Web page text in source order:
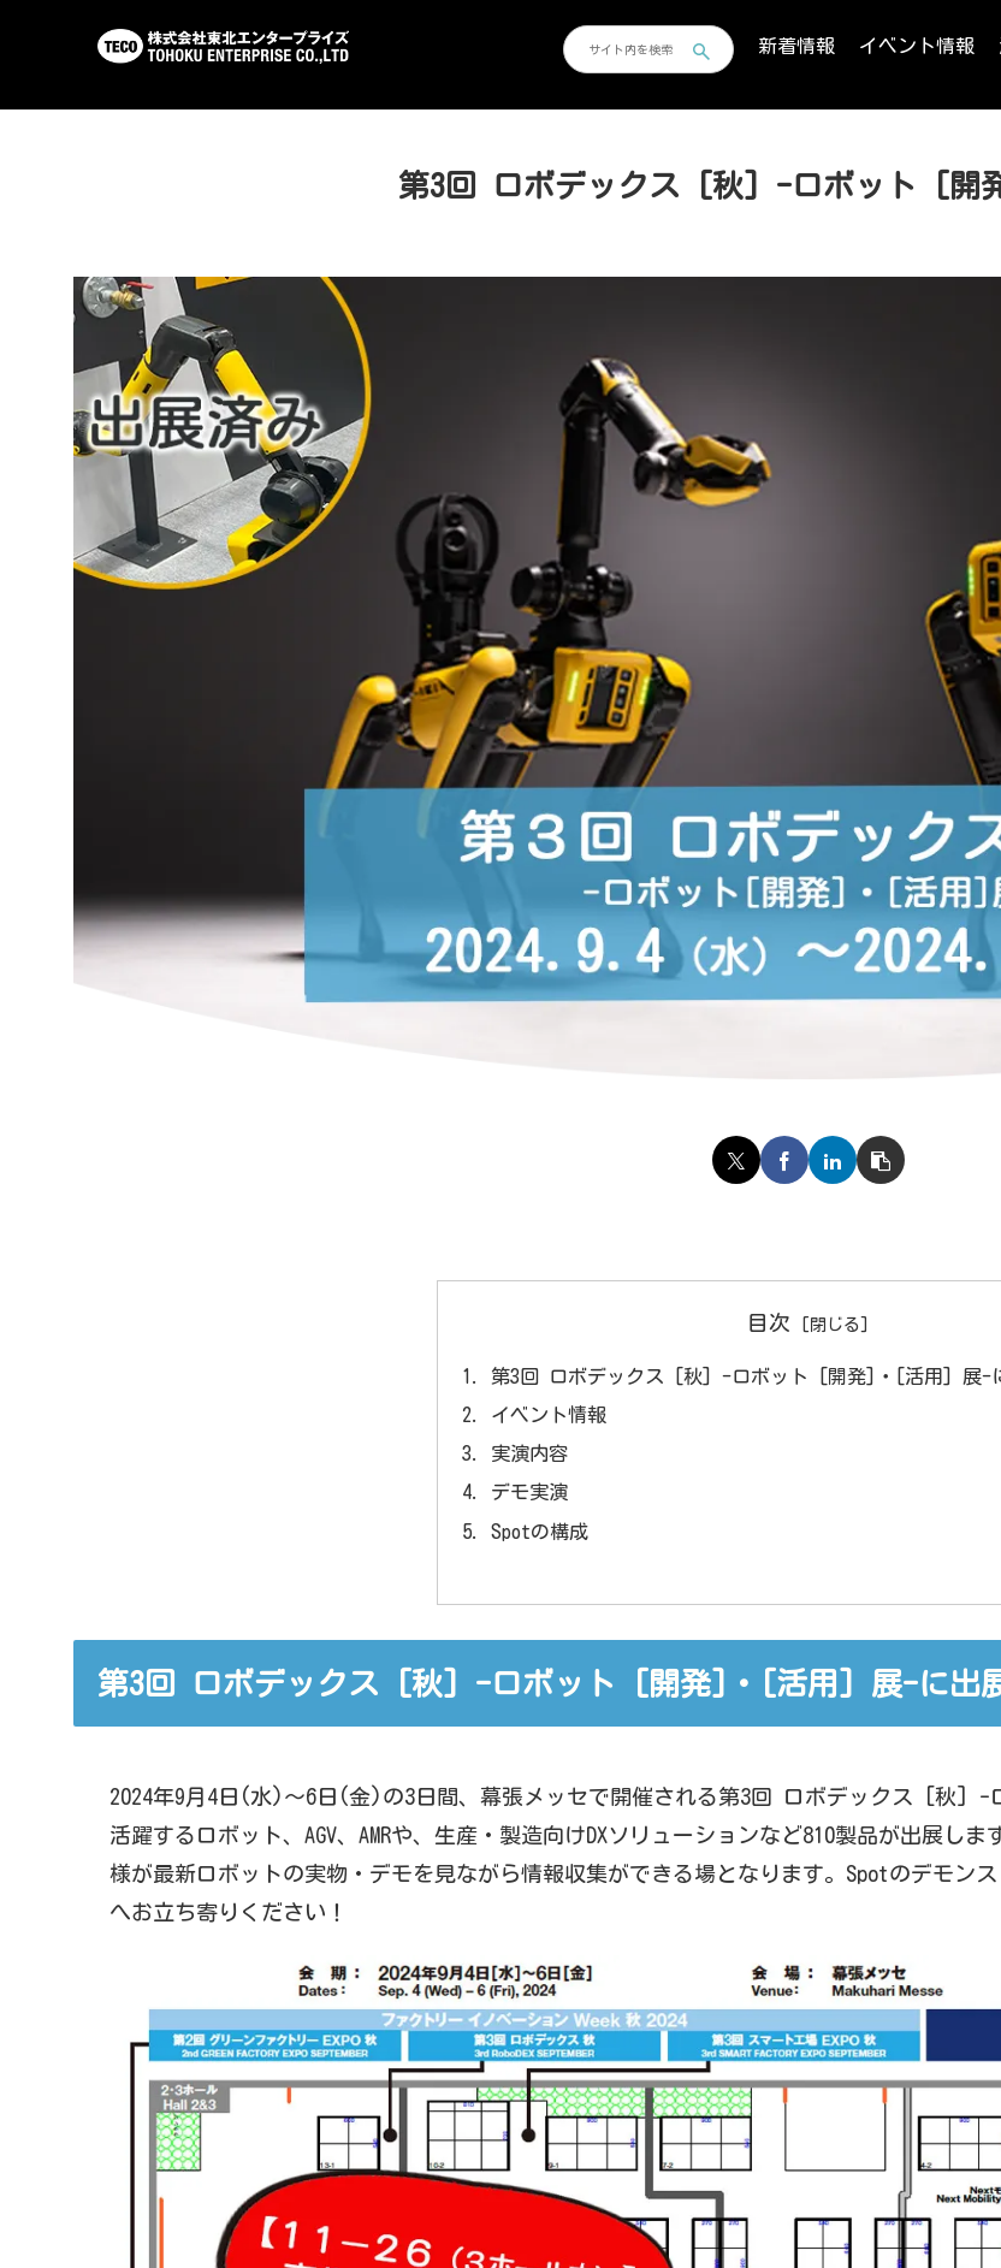
新着情報 イベント情報
第3回 ロボデックス [秋] -ロボット [
目次
第3回 ロボデックス [秋] -ロボット [開発]・[活用] 展-に
イベント情報
実演内容
デモ実演
Spotの構成
第3回 ロボデックス [秋] -ロボット [開発]・[活用] 展-に出展
2024年9月4日(水)～6日(金)の3日間、幕張メッセで開催される第3回 ロボデックス [秋
活躍するロボット、AGV、AMRや、生産・製造向けDXソリューションなど810製品が出展し
様が最新ロボットの実物・デモを見ながら情報収集ができる場となります。Spotのデモン
へお立ち寄りください！